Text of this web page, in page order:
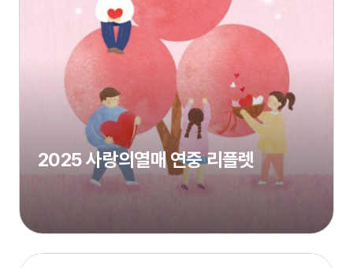
2025 사랑의열매 연중 리플렛